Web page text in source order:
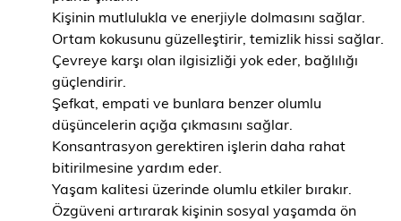
Kişinin mutlulukla ve enerjiyle dolmasını sağlar.
Ortam kokusunu güzelleştirir, temizlik hissi sağlar.
Çevreye karşı olan ilgisizliği yok eder, bağlılığı
güçlendirir.
Şefkat, empati ve bunlara benzer olumlu
düşüncelerin açığa çıkmasını sağlar.
Konsantrasyon gerektiren işlerin daha rahat
bitirilmesine yardım eder.
Yaşam kalitesi üzerinde olumlu etkiler bırakır.
Özgüveni artırarak kişinin sosyal yaşamda ön